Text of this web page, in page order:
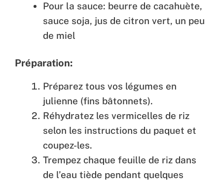
Pour la sauce: beurre de cacahuète,
sauce soja, jus de citron vert, un peu
de miel
Préparation:
Préparez tous vos légumes en
julienne (fins bâtonnets).
Réhydratez les vermicelles de riz
selon les instructions du paquet et
coupez-les.
Trempez chaque feuille de riz dans
de l’eau tiède pendant quelques